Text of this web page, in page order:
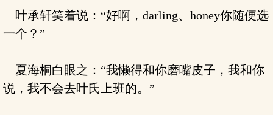
叶承轩笑着说：“好啊，darling、honey你随便选
一个？”
夏海桐白眼之：“我懒得和你磨嘴皮子，我和你
说，我不会去叶氏上班的。”